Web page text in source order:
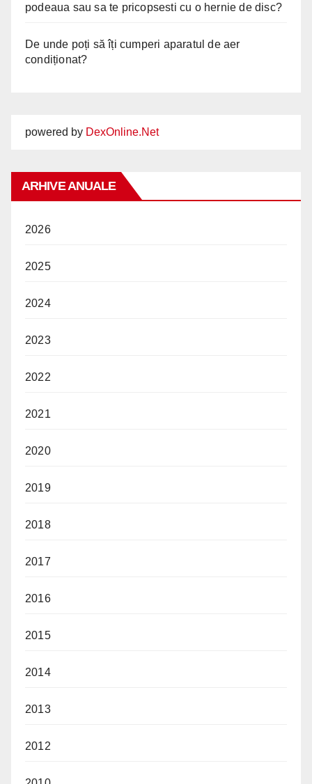
podeaua sau sa te pricopsesti cu o hernie de disc?
De unde poți să îți cumperi aparatul de aer
condiționat?
powered by DexOnline.Net
ARHIVE ANUALE
2026
2025
2024
2023
2022
2021
2020
2019
2018
2017
2016
2015
2014
2013
2012